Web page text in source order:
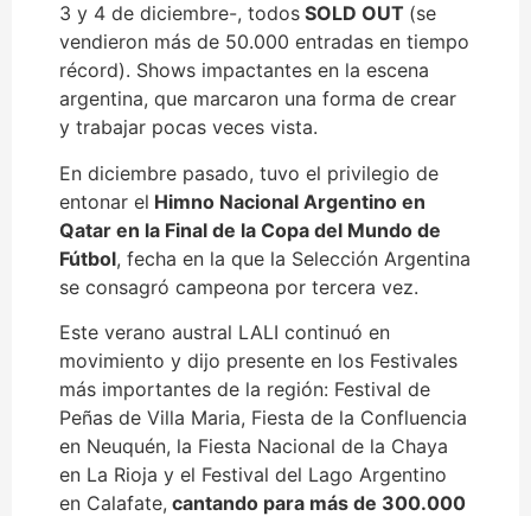
3 y 4 de diciembre-, todos SOLD OUT (se
vendieron más de 50.000 entradas en tiempo
récord). Shows impactantes en la escena
argentina, que marcaron una forma de crear
y trabajar pocas veces vista.
En diciembre pasado, tuvo el privilegio de
entonar el Himno Nacional Argentino en
Qatar en la Final de la Copa del Mundo de
Fútbol, fecha en la que la Selección Argentina
se consagró campeona por tercera vez.
Este verano austral LALI continuó en
movimiento y dijo presente en los Festivales
más importantes de la región: Festival de
Peñas de Villa Maria, Fiesta de la Confluencia
en Neuquén, la Fiesta Nacional de la Chaya
en La Rioja y el Festival del Lago Argentino
en Calafate, cantando para más de 300.000